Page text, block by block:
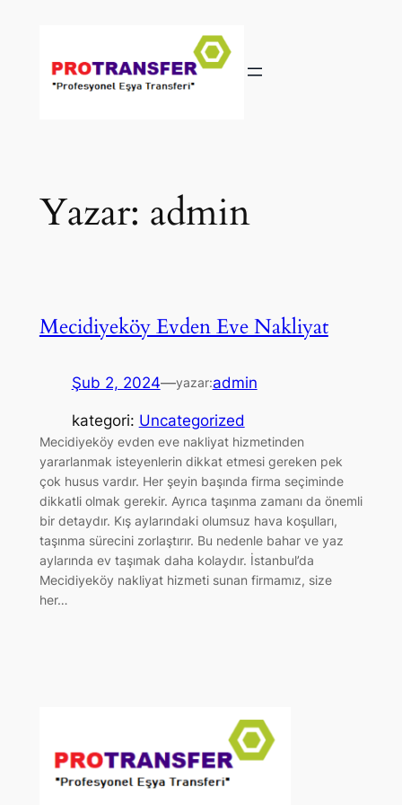
Yazar: admin
Mecidiyeköy Evden Eve Nakliyat
Şub 2, 2024—yazar:admin
kategori: Uncategorized
Mecidiyeköy evden eve nakliyat hizmetinden
yararlanmak isteyenlerin dikkat etmesi gereken pek
çok husus vardır. Her şeyin başında firma seçiminde
dikkatli olmak gerekir. Ayrıca taşınma zamanı da önemli
bir detaydır. Kış aylarındaki olumsuz hava koşulları,
taşınma sürecini zorlaştırır. Bu nedenle bahar ve yaz
aylarında ev taşımak daha kolaydır. İstanbul’da
Mecidiyeköy nakliyat hizmeti sunan firmamız, size
her…